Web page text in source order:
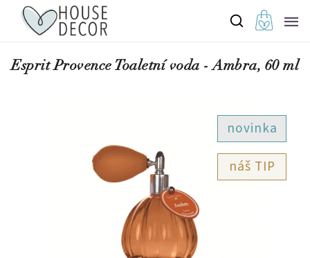
Esprit Provence Toaletní voda - Ambra, 60 ml
novinka
TIP